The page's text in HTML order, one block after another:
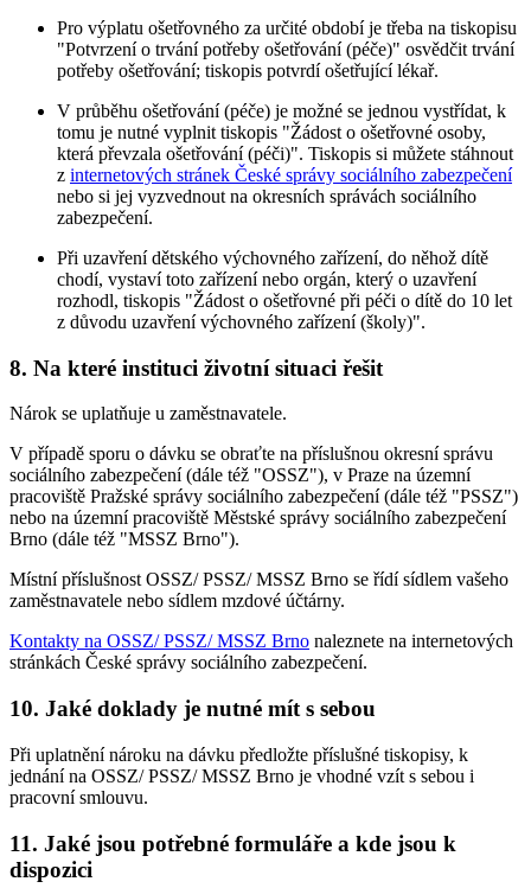
Pro výplatu ošetřovného za určité období je třeba na tiskopisu
"Potvrzení o trvání potřeby ošetřování (péče)" osvědčit trvání
potřeby ošetřování; tiskopis potvrdí ošetřující lékař.
V průběhu ošetřování (péče) je možné se jednou vystřídat, k
tomu je nutné vyplnit tiskopis "Žádost o ošetřovné osoby,
která převzala ošetřování (péči)". Tiskopis si můžete stáhnout
z internetových stránek České správy sociálního zabezpečení
nebo si jej vyzvednout na okresních správách sociálního
zabezpečení.
Při uzavření dětského výchovného zařízení, do něhož dítě
chodí, vystaví toto zařízení nebo orgán, který o uzavření
rozhodl, tiskopis "Žádost o ošetřovné při péči o dítě do 10 let
z důvodu uzavření výchovného zařízení (školy)".
8. Na které instituci životní situaci řešit
Nárok se uplatňuje u zaměstnavatele.
V případě sporu o dávku se obraťte na příslušnou okresní správu
sociálního zabezpečení (dále též "OSSZ"), v Praze na územní
pracoviště Pražské správy sociálního zabezpečení (dále též "PSSZ")
nebo na územní pracoviště Městské správy sociálního zabezpečení
Brno (dále též "MSSZ Brno").
Místní příslušnost OSSZ/ PSSZ/ MSSZ Brno se řídí sídlem vašeho
zaměstnavatele nebo sídlem mzdové účtárny.
Kontakty na OSSZ/ PSSZ/ MSSZ Brno naleznete na internetových
stránkách České správy sociálního zabezpečení.
10. Jaké doklady je nutné mít s sebou
Při uplatnění nároku na dávku předložte příslušné tiskopisy, k
jednání na OSSZ/ PSSZ/ MSSZ Brno je vhodné vzít s sebou i
pracovní smlouvu.
11. Jaké jsou potřebné formuláře a kde jsou k
dispozici